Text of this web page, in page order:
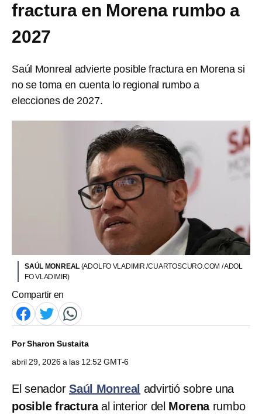
fractura en Morena rumbo a
2027
Saúl Monreal advierte posible fractura en Morena si
no se toma en cuenta lo regional rumbo a
elecciones de 2027.
SAÚL MONREAL (ADOLFO VLADIMIR /CUARTOSCURO.COM / ADOL
FO VLADIMIR)
Compartir en
PorSharon Sustaita
abril 29, 2026 a las 12:52 GMT-6
El senador Saúl Monreal advirtió sobre una
posible fracturaal interior del Morenarumbo